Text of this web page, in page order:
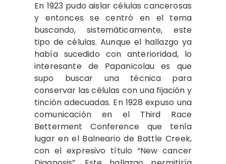
En 1923 pudo aislar células cancerosas
y entonces se centró en el tema
buscando, sistemáticamente, este
tipo de células. Aunque el hallazgo ya
había sucedido con anterioridad, lo
interesante de Papanicolau es que
supo buscar una técnica para
conservar las células con una fijación y
tinción adecuadas. En 1928 expuso una
comunicación en el Third Race
Betterment Conference que tenía
lugar en el Balneario de Battle Creek,
con el expresivo título “New cancer